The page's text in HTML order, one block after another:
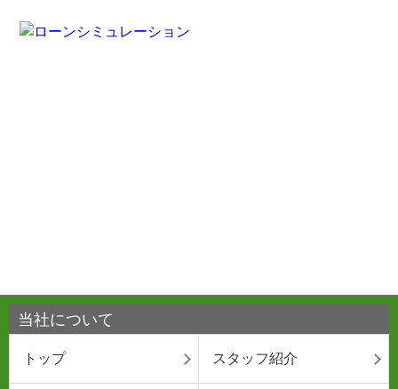
当社について
トップ スタッフ紹介